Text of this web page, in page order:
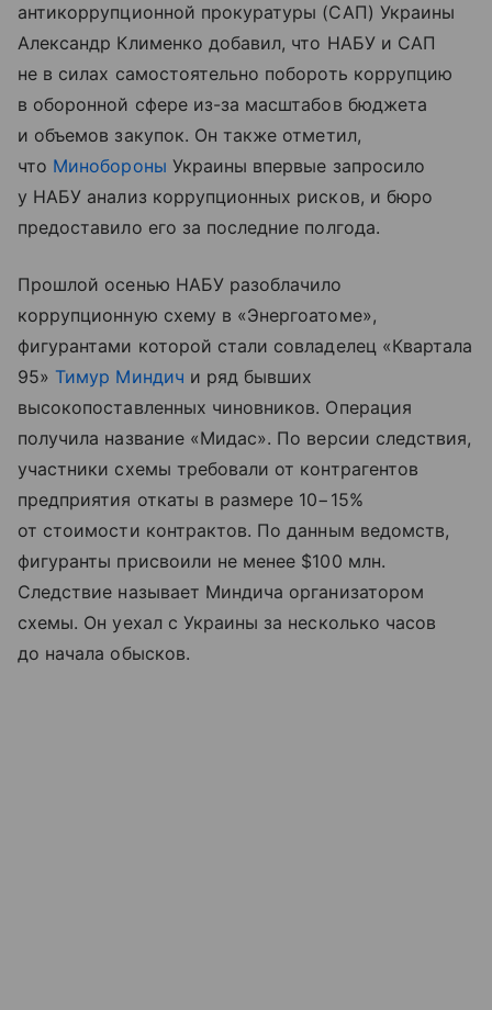
антикоррупционной прокуратуры (САП) Украины
Александр Клименко добавил, что НАБУ и САП
не в силах самостоятельно побороть коррупцию
в оборонной сфере из-за масштабов бюджета
и объемов закупок. Он также отметил,
что Минобороны Украины впервые запросило
у НАБУ анализ коррупционных рисков, и бюро
предоставило его за последние полгода.
Прошлой осенью НАБУ разоблачило
коррупционную схему в «Энергоатоме»,
фигурантами которой стали совладелец «Квартала
95» Тимур Миндич и ряд бывших
высокопоставленных чиновников. Операция
получила название «Мидас». По версии следствия,
участники схемы требовали от контрагентов
предприятия откаты в размере 10−15%
от стоимости контрактов. По данным ведомств,
фигуранты присвоили не менее $100 млн.
Следствие называет Миндича организатором
схемы. Он уехал с Украины за несколько часов
до начала обысков.